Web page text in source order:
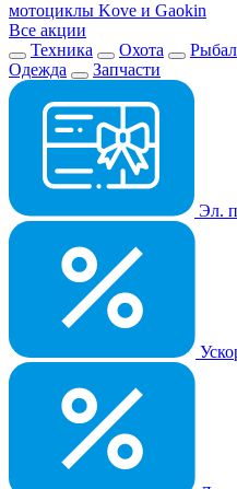
мотоциклы Kove и Gaokin
Все акции
Техника
Охота
Одежда
Запчасти
Эл.